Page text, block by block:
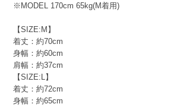
※MODEL 170cm 65kg(M着用)
【SIZE:M】
着丈：約70cm
身幅：約60cm
肩幅：約37cm
【SIZE:L】
着丈：約72cm
身幅：約65cm